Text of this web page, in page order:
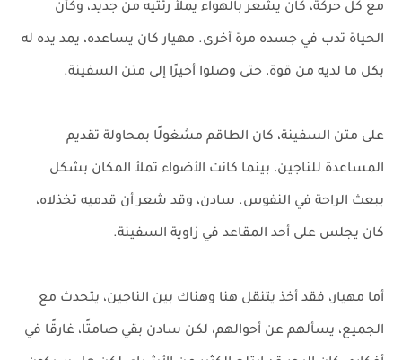
مع كل حركة، كان يشعر بالهواء يملأ رئتيه من جديد، وكأن
الحياة تدب في جسده مرة أخرى. مهيار كان يساعده، يمد يده له
بكل ما لديه من قوة، حتى وصلوا أخيرًا إلى متن السفينة.
على متن السفينة، كان الطاقم مشغولًا بمحاولة تقديم
المساعدة للناجين، بينما كانت الأضواء تملأ المكان بشكل
يبعث الراحة في النفوس. سادن، وقد شعر أن قدميه تخذلاه،
كان يجلس على أحد المقاعد في زاوية السفينة.
أما مهيار، فقد أخذ يتنقل هنا وهناك بين الناجين، يتحدث مع
الجميع، يسألهم عن أحوالهم، لكن سادن بقي صامتًا، غارقًا في